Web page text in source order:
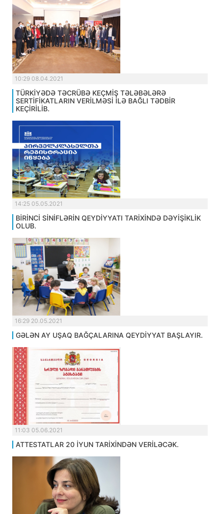
10:29 08.04.2021
TÜRKİYƏDƏ TƏCRÜBƏ KEÇMİŞ TƏLƏBƏLƏRƏ
SERTİFİKATLARIN VERİLMƏSİ İLƏ BAĞLI TƏDBİR
KEÇİRİLİB.
14:25 05.05.2021
BİRİNCİ SİNİFLƏRİN QEYDİYYATI TARİXİNDƏ DƏYİŞİKLİK
OLUB.
16:29 20.05.2021
GƏLƏN AY UŞAQ BAĞÇALARINA QEYDİYYAT BAŞLAYIR.
11:03 05.06.2021
ATTESTATLAR 20 İYUN TARİXİNDƏN VERİLƏCƏK.